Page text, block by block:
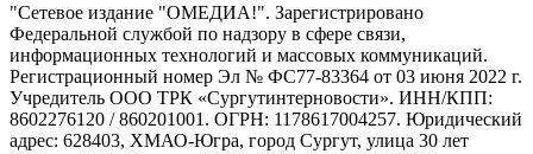
"Сетевое издание "ОМЕДИА!". Зарегистрировано
Федеральной службой по надзору в сфере связи,
информационных технологий и массовых коммуникаций.
Регистрационный номер Эл № ФС77-83364 от 03 июня 2022 г.
Учредитель ООО ТРК «Сургутинтерновости». ИНН/КПП:
8602276120 / 860201001. ОГРН: 1178617004257. Юридический
адрес: 628403, ХМАО-Югра, город Сургут, улица 30 лет